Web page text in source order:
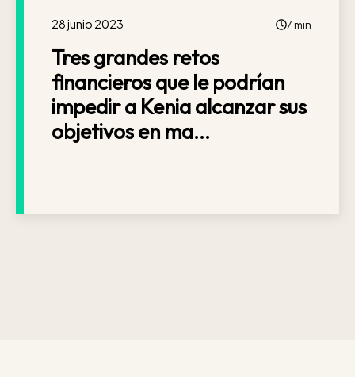
28 junio 2023 7 min
Tres grandes retos
financieros que le podrían
impedir a Kenia alcanzar sus
objetivos en ma...